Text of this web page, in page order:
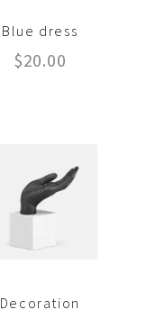
Blue dress
$20.00
Decoration